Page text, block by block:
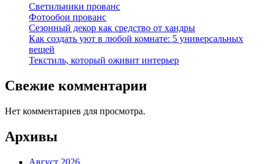
Светильники прованс
Фотообои прованс
Сезонный декор как средство от хандры
Как создать уют в любой комнате: 5 универсальных
вещей
Текстиль, который оживит интерьер
Свежие комментарии
Нет комментариев для просмотра.
Архивы
Август 2026